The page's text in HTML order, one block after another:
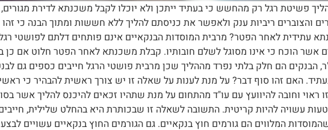
פשיטת רגל רק מהחשש כי בעתיד ייתכן ולא יוכלו לקבל משכנתא לדירת
והצוברים ריביות ענק ולאפשר את כניסתם להליך ללא חששות ומתוך הבנה כי
עתידית לאחר הפטר? מרבית המוסדות הבנקאיים אינם פותחים דלתם לפושטי
אשר הוכח כי אינו מסוגל לשלם חובותיו. קבלת משכנתא לאחר הפטר חלוט אם כן
הבנקים הם חלק בלתי נפרד מההליך שכן מרבית פושטי הרגל חייבים כספים גם
האם זהו סוף דבר? על מנת לענות על שאלה זו יש צורך ראשית להבהיר כי
וחובה להיוועץ עם עו"ד מהתחום על מנת שתהיו זכאים להיכנס להליך אשר
עשויה להיות קריטית. התשובה לשאלה זו שבכותרת היא בהחלט שלילית,
המלווים הם גורמים חוץ בנקאיים. גם הגורמים החוץ בנקאיים עשויים